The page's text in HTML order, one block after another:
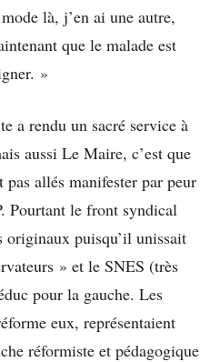
là, j’en ai une autre,
que le malade est
»
a rendu un sacré service à
aussi Le Maire, c’est que
pas allés manifester par peur
Pourtant le front syndical
puisqu’il unissait
» et le SNES (très
pour la gauche. Les
eux, représentaient
réformiste et pédagogique